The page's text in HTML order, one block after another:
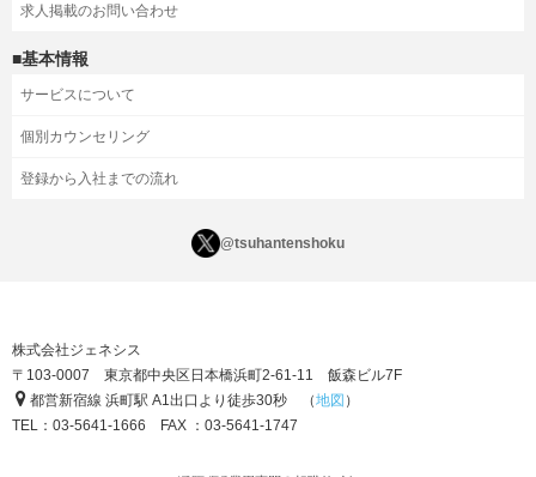
求人掲載のお問い合わせ
■基本情報
サービスについて
個別カウンセリング
登録から入社までの流れ
@tsuhantenshoku
株式会社ジェネシス
〒103-0007 東京都中央区日本橋浜町2-61-11 飯森ビル7F
都営新宿線 浜町駅 A1出口より徒歩30秒 （地図 ）
TEL：03-5641-1666 FAX ：03-5641-1747